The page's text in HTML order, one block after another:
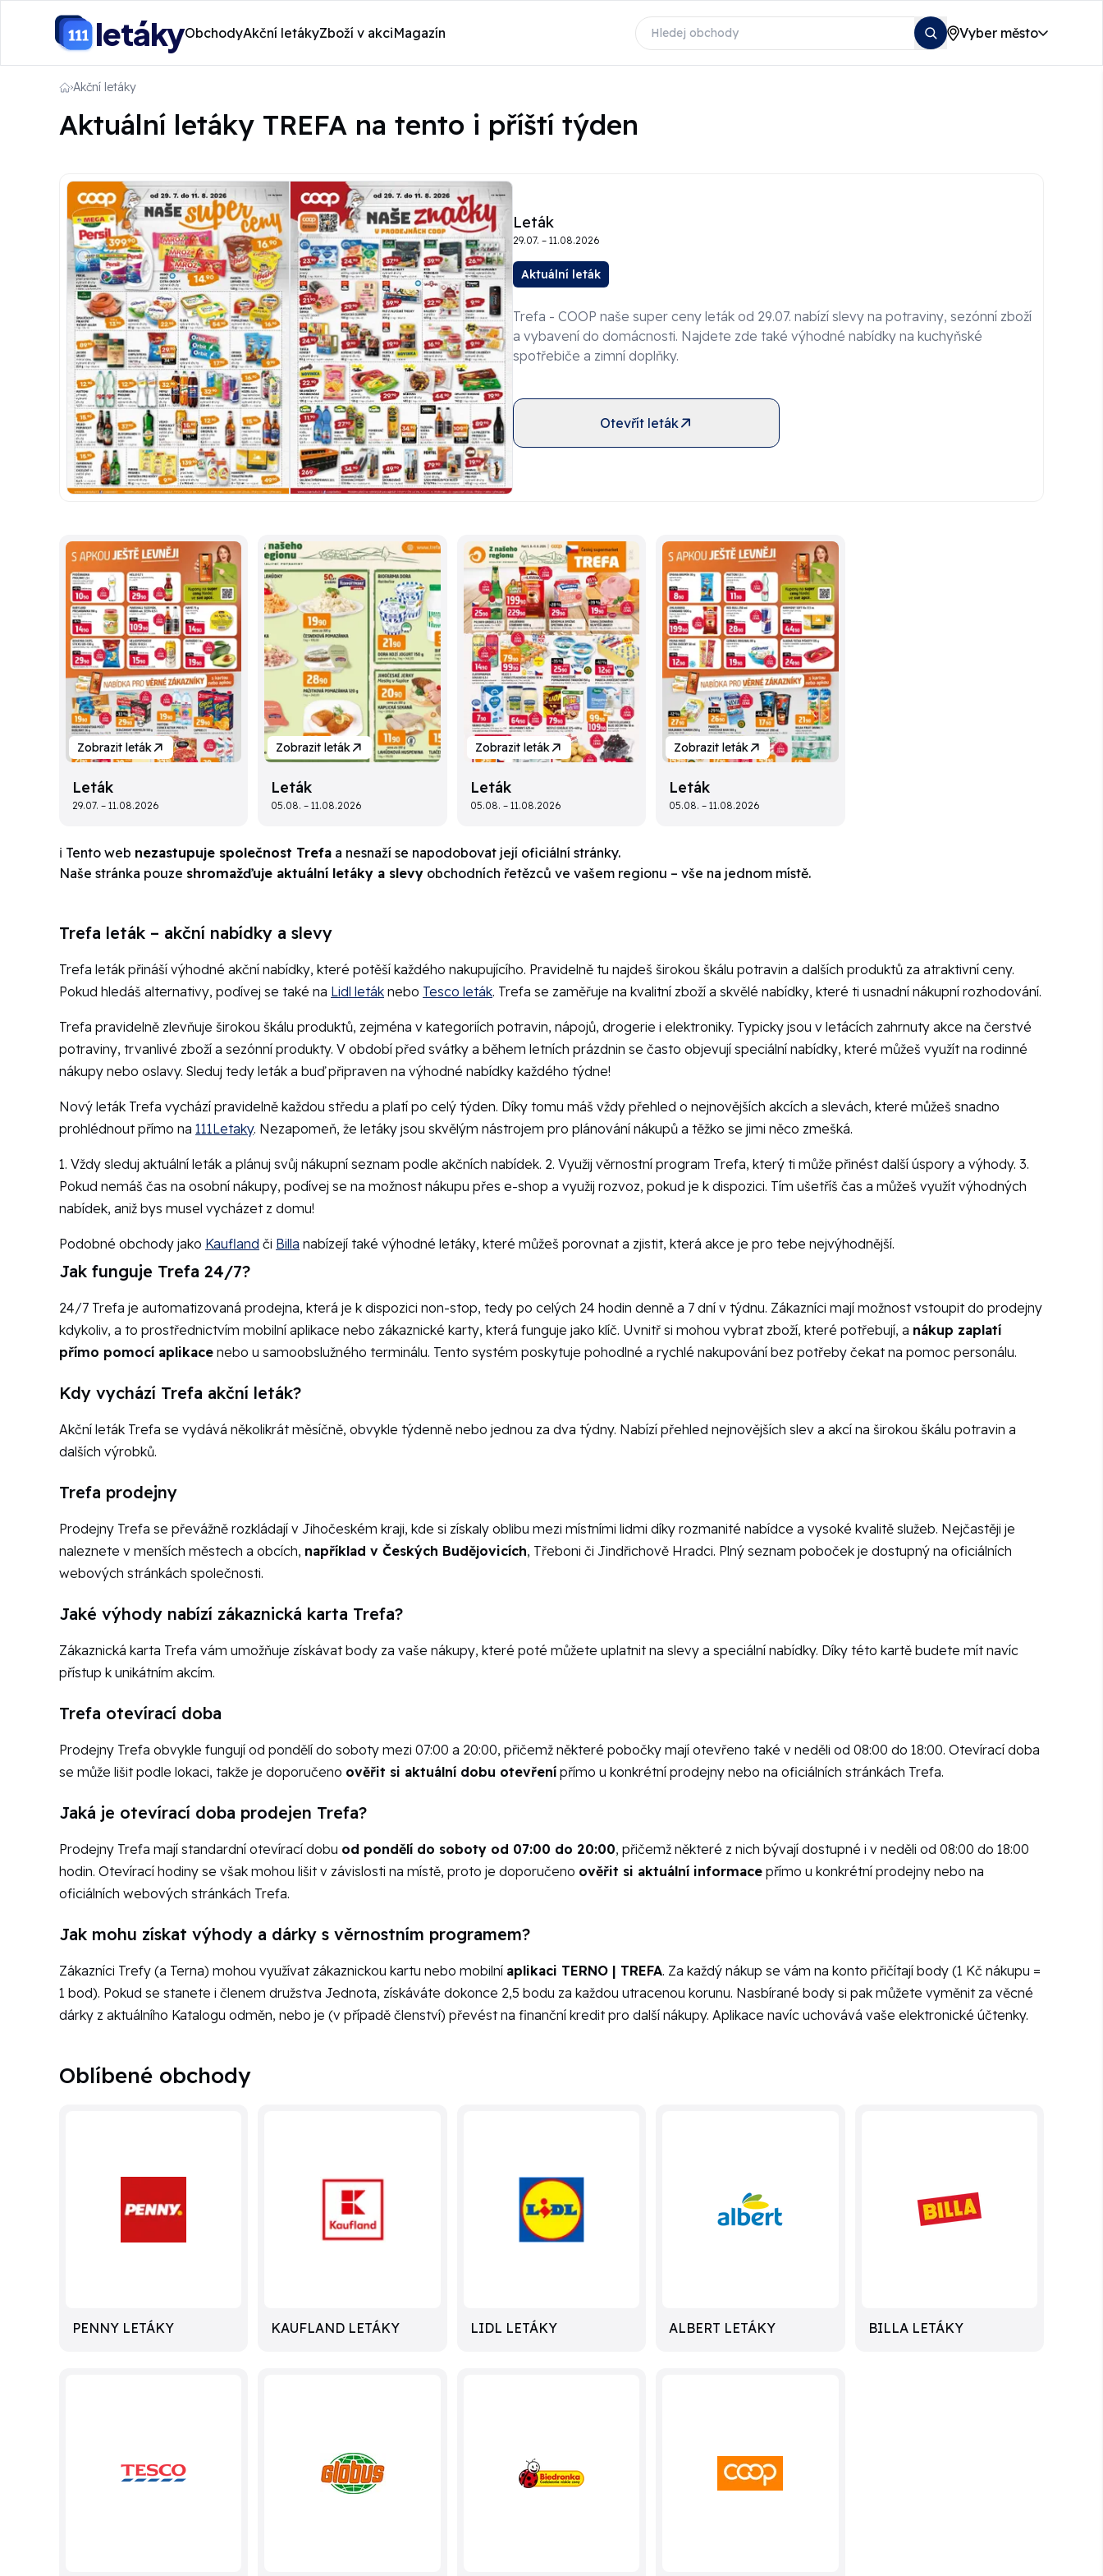
letákyObchodyAkční letákyZboží v akciMagazín Vyber město
Akční letáky
Aktuální letáky TREFA na tento i příští týden
Leták
29.07. – 11.08.2026
Aktuální leták
Trefa - COOP naše super ceny leták od 29.07. nabízí slevy na potraviny, sezónní zboží
a vybavení do domácnosti. Najdete zde také výhodné nabídky na kuchyňské
spotřebiče a zimní doplňky.
Otevřít leták
Zobrazit leták
Leták
29.07. – 11.08.2026
Zobrazit leták
Leták
05.08. – 11.08.2026
Zobrazit leták
Leták
05.08. – 11.08.2026
Zobrazit leták
Leták
05.08. – 11.08.2026
ℹ️ Tento web nezastupuje společnost Trefa a nesnaží se napodobovat její oficiální stránky.
Naše stránka pouze shromažďuje aktuální letáky a slevy obchodních řetězců ve vašem regionu – vše na jednom místě.
Trefa leták – akční nabídky a slevy
Trefa leták přináší výhodné akční nabídky, které potěší každého nakupujícího. Pravidelně tu najdeš širokou škálu potravin a dalších produktů za atraktivní ceny.
Pokud hledáš alternativy, podívej se také na Lidl leták nebo Tesco leták. Trefa se zaměřuje na kvalitní zboží a skvělé nabídky, které ti usnadní nákupní rozhodování.
Trefa pravidelně zlevňuje širokou škálu produktů, zejména v kategoriích potravin, nápojů, drogerie i elektroniky. Typicky jsou v letácích zahrnuty akce na čerstvé
potraviny, trvanlivé zboží a sezónní produkty. V období před svátky a během letních prázdnin se často objevují speciální nabídky, které můžeš využít na rodinné
nákupy nebo oslavy. Sleduj tedy leták a buď připraven na výhodné nabídky každého týdne!
Nový leták Trefa vychází pravidelně každou středu a platí po celý týden. Díky tomu máš vždy přehled o nejnovějších akcích a slevách, které můžeš snadno
prohlédnout přímo na 111Letaky. Nezapomeň, že letáky jsou skvělým nástrojem pro plánování nákupů a těžko se jimi něco zmešká.
1. Vždy sleduj aktuální leták a plánuj svůj nákupní seznam podle akčních nabídek. 2. Využij věrnostní program Trefa, který ti může přinést další úspory a výhody. 3.
Pokud nemáš čas na osobní nákupy, podívej se na možnost nákupu přes e-shop a využij rozvoz, pokud je k dispozici. Tím ušetříš čas a můžeš využít výhodných
nabídek, aniž bys musel vycházet z domu!
Podobné obchody jako Kaufland či Billa nabízejí také výhodné letáky, které můžeš porovnat a zjistit, která akce je pro tebe nejvýhodnější.
Jak funguje Trefa 24/7?
24/7 Trefa je automatizovaná prodejna, která je k dispozici non-stop, tedy po celých 24 hodin denně a 7 dní v týdnu. Zákazníci mají možnost vstoupit do prodejny
kdykoliv, a to prostřednictvím mobilní aplikace nebo zákaznické karty, která funguje jako klíč. Uvnitř si mohou vybrat zboží, které potřebují, a nákup zaplatí
přímo pomocí aplikace nebo u samoobslužného terminálu. Tento systém poskytuje pohodlné a rychlé nakupování bez potřeby čekat na pomoc personálu.
Kdy vychází Trefa akční leták?
Akční leták Trefa se vydává několikrát měsíčně, obvykle týdenně nebo jednou za dva týdny. Nabízí přehled nejnovějších slev a akcí na širokou škálu potravin a
dalších výrobků.
Trefa prodejny
Prodejny Trefa se převážně rozkládají v Jihočeském kraji, kde si získaly oblibu mezi místními lidmi díky rozmanité nabídce a vysoké kvalitě služeb. Nejčastěji je
naleznete v menších městech a obcích, například v Českých Budějovicích, Třeboni či Jindřichově Hradci. Plný seznam poboček je dostupný na oficiálních
webových stránkách společnosti.
Jaké výhody nabízí zákaznická karta Trefa?
Zákaznická karta Trefa vám umožňuje získávat body za vaše nákupy, které poté můžete uplatnit na slevy a speciální nabídky. Díky této kartě budete mít navíc
přístup k unikátním akcím.
Trefa otevírací doba
Prodejny Trefa obvykle fungují od pondělí do soboty mezi 07:00 a 20:00, přičemž některé pobočky mají otevřeno také v neděli od 08:00 do 18:00. Otevírací doba
se může lišit podle lokaci, takže je doporučeno ověřit si aktuální dobu otevření přímo u konkrétní prodejny nebo na oficiálních stránkách Trefa.
Jaká je otevírací doba prodejen Trefa?
Prodejny Trefa mají standardní otevírací dobu od pondělí do soboty od 07:00 do 20:00, přičemž některé z nich bývají dostupné i v neděli od 08:00 do 18:00
hodin. Otevírací hodiny se však mohou lišit v závislosti na místě, proto je doporučeno ověřit si aktuální informace přímo u konkrétní prodejny nebo na
oficiálních webových stránkách Trefa.
Jak mohu získat výhody a dárky s věrnostním programem?
Zákazníci Trefy (a Terna) mohou využívat zákaznickou kartu nebo mobilní aplikaci TERNO | TREFA. Za každý nákup se vám na konto přičítají body (1 Kč nákupu =
1 bod). Pokud se stanete i členem družstva Jednota, získáváte dokonce 2,5 bodu za každou utracenou korunu. Nasbírané body si pak můžete vyměnit za věcné
dárky z aktuálního Katalogu odměn, nebo je (v případě členství) převést na finanční kredit pro další nákupy. Aplikace navíc uchovává vaše elektronické účtenky.
Oblíbené obchody
PENNY LETÁKY KAUFLAND LETÁKY LIDL LETÁKY ALBERT LETÁKY BILLA LETÁKY